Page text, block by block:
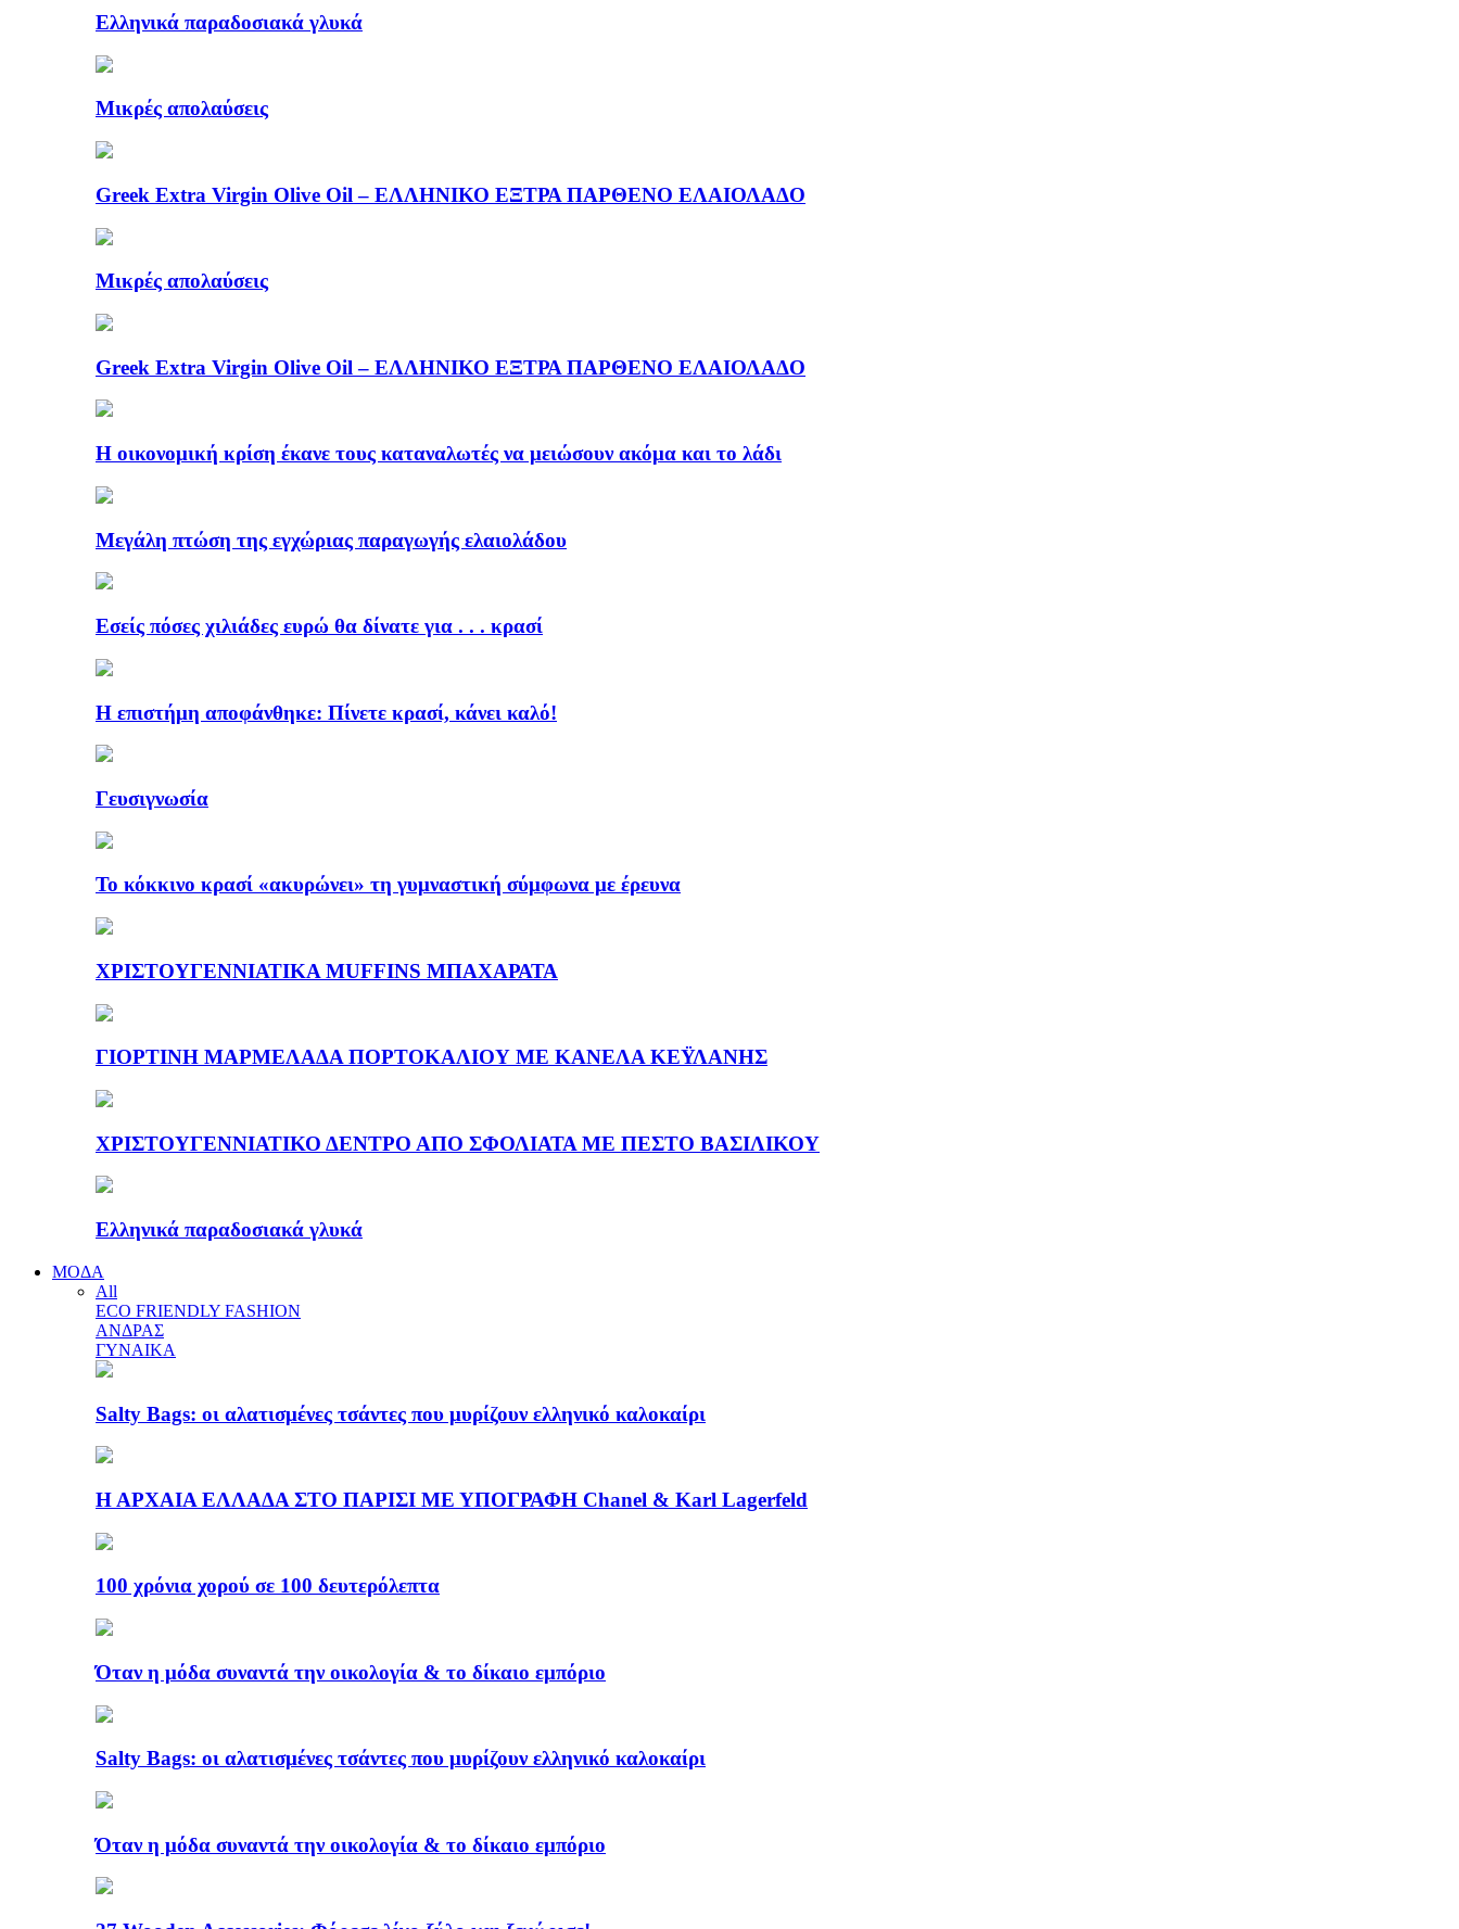
Ελληνικά παραδοσιακά γλυκά
Μικρές απολαύσεις
Greek Extra Virgin Olive Oil – ΕΛΛΗΝΙΚΟ ΕΞΤΡΑ ΠΑΡΘΕΝΟ ΕΛΑΙΟΛΑΔΟ
Μικρές απολαύσεις
Greek Extra Virgin Olive Oil – ΕΛΛΗΝΙΚΟ ΕΞΤΡΑ ΠΑΡΘΕΝΟ ΕΛΑΙΟΛΑΔΟ
Η οικονομική κρίση έκανε τους καταναλωτές να μειώσουν ακόμα και το λάδι
Μεγάλη πτώση της εγχώριας παραγωγής ελαιολάδου
Εσείς πόσες χιλιάδες ευρώ θα δίνατε για . . . κρασί
Η επιστήμη αποφάνθηκε: Πίνετε κρασί, κάνει καλό!
Γευσιγνωσία
Το κόκκινο κρασί «ακυρώνει» τη γυμναστική σύμφωνα με έρευνα
ΧΡΙΣΤΟΥΓΕΝΝΙΑΤΙΚΑ MUFFINS ΜΠΑΧΑΡΑΤΑ
ΓΙΟΡΤΙΝΗ ΜΑΡΜΕΛΑΔΑ ΠΟΡΤΟΚΑΛΙΟΥ ΜΕ ΚΑΝΕΛΑ ΚΕΫΛΑΝΗΣ
ΧΡΙΣΤΟΥΓΕΝΝΙΑΤΙΚΟ ΔΕΝΤΡΟ ΑΠΟ ΣΦΟΛΙΑΤΑ ΜΕ ΠΕΣΤΟ ΒΑΣΙΛΙΚΟΥ
Ελληνικά παραδοσιακά γλυκά
ΜΟΔΑ
All
ECO FRIENDLY FASHION
ΑΝΔΡΑΣ
ΓΥΝΑΙΚΑ
Salty Bags: οι αλατισμένες τσάντες που μυρίζουν ελληνικό καλοκαίρι
Η ΑΡΧΑΙΑ ΕΛΛΑΔΑ ΣΤΟ ΠΑΡΙΣΙ ΜΕ ΥΠΟΓΡΑΦΗ Chanel & Karl Lagerfeld
100 χρόνια χορού σε 100 δευτερόλεπτα
Όταν η μόδα συναντά την οικολογία & το δίκαιο εμπόριο
Salty Bags: οι αλατισμένες τσάντες που μυρίζουν ελληνικό καλοκαίρι
Όταν η μόδα συναντά την οικολογία & το δίκαιο εμπόριο